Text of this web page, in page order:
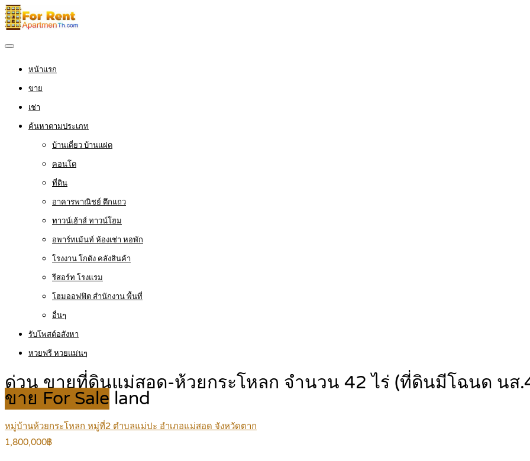
หน้าแรก
ขาย
เช่า
ค้นหาตามประเภท
บ้านเดี่ยว บ้านแฝด
คอนโด
ที่ดิน
อาคารพาณิชย์ ตึกแถว
ทาวน์เฮ้าส์ ทาวน์โฮม
อพาร์ทเม้นท์ ห้องเช่า หอพัก
โรงงาน โกดัง คลังสินค้า
รีสอร์ท โรงแรม
โฮมออฟฟิต สำนักงาน พื้นที่
อื่นๆ
รับโพสต์อสังหา
หวยฟรี หวยแม่นๆ
ด่วน ขายที่ดินแม่สอด-ห้วยกระโหลก จำนวน 42 ไร่ (ที่ดินมีโฉนด นส
ขาย For Sale land
หมู่บ้านห้วยกระโหลก หมู่ที่2 ตำบลแม่ปะ อำเภอแม่สอด จังหวัดตาก
1,800,000฿